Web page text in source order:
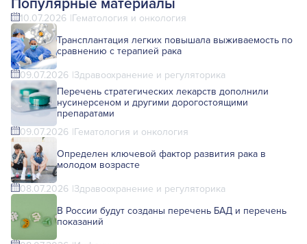
Популярные материалы
10.07.2026 Гематология и онкология
Трансплантация легких повышала выживаемость по
сравнению с терапией рака
09.07.2026 Здравоохранение и регуляторика
Перечень стратегических лекарств дополнили
нусинерсеном и другими дорогостоящими
препаратами
09.07.2026 Гематология и онкология
Определен ключевой фактор развития рака в
молодом возрасте
08.07.2026 Здравоохранение и регуляторика
В России будут созданы перечень БАД и перечень
показаний